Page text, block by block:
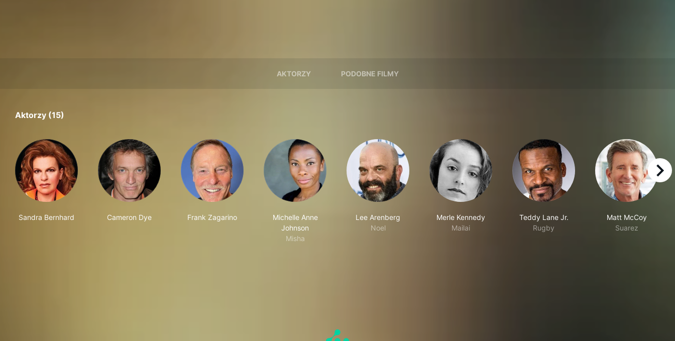
AKTORZY PODOBNE FILMY
Aktorzy (15)
Sandra Bernhard Cameron Dye Frank Zagarino
Michelle Anne
Johnson
Misha
Lee Arenberg
Noel
Merle Kennedy
Mailai
Teddy Lane Jr.
Rugby
Matt McCoy
Suarez
right